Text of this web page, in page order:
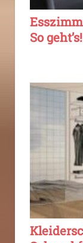
So geht’s!